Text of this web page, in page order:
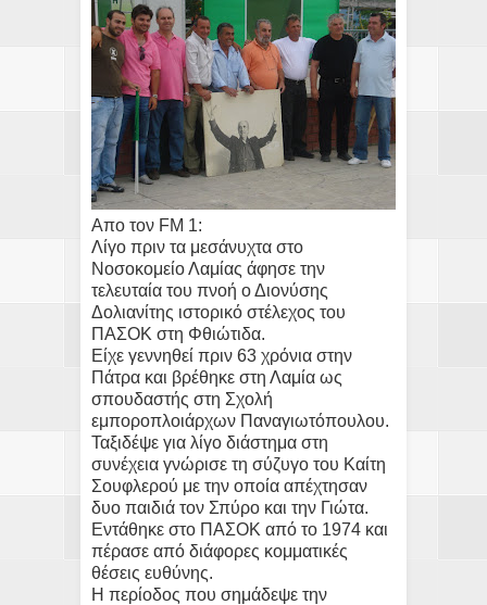
Απο τον FM 1:
Λίγο πριν τα μεσάνυχτα στο
Νοσοκομείο Λαμίας άφησε την
τελευταία του πνοή ο Διονύσης
Δολιανίτης ιστορικό στέλεχος του
ΠΑΣΟΚ στη Φθιώτιδα.
Είχε γεννηθεί πριν 63 χρόνια στην
Πάτρα και βρέθηκε στη Λαμία ως
σπουδαστής στη Σχολή
εμποροπλοιάρχων Παναγιωτόπουλου.
Ταξιδέψε για λίγο διάστημα στη
συνέχεια γνώρισε τη σύζυγο του Καίτη
Σουφλερού με την οποία απέχτησαν
δυο παιδιά τον Σπύρο και την Γιώτα.
Εντάθηκε στο ΠΑΣΟΚ από το 1974 και
πέρασε από διάφορες κομματικές
θέσεις ευθύνης.
Η περίοδος που σημάδεψε την